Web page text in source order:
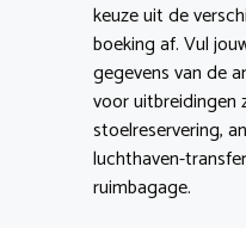
keuze uit de
boeking af. Vul
gegevens van de
voor uitbreidingen
stoelreservering,
luchthaven-
ruimbagage.